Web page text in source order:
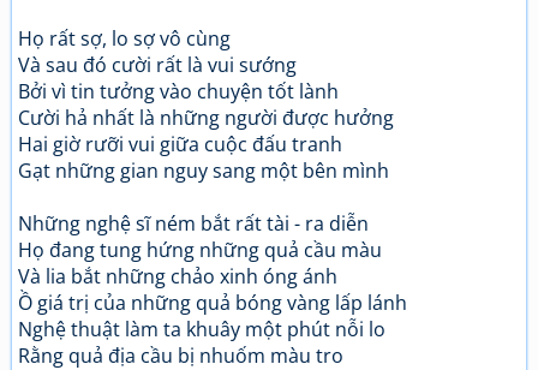
Họ rất sợ, lo sợ vô cùng
Và sau đó cười rất là vui sướng
Bởi vì tin tưởng vào chuyện tốt lành
Cười hả nhất là những người được hưởng
Hai giờ rưỡi vui giữa cuộc đấu tranh
Gạt những gian nguy sang một bên mình
Những nghệ sĩ ném bắt rất tài - ra diễn
Họ đang tung hứng những quả cầu màu
Và lia bắt những chảo xinh óng ánh
Ồ giá trị của những quả bóng vàng lấp lánh
Nghệ thuật làm ta khuây một phút nỗi lo
Rằng quả địa cầu bị nhuốm màu tro